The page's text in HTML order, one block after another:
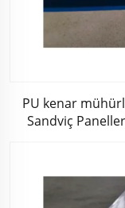
PU kenar
Sandviç